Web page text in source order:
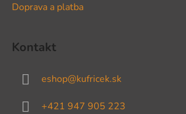
Doprava a platba
Kontakt
eshop@kufricek.sk
+421 947 905 223